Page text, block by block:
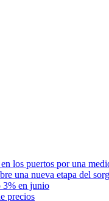
los puertos por una
una nueva etapa del
3% en junio
precios